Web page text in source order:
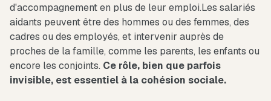
d'accompagnement en plus de leur emploi.Les salariés
aidants peuvent être des hommes ou des femmes, des
cadres ou des employés, et intervenir auprès de
proches de la famille, comme les parents, les enfants ou
encore les conjoints. Ce rôle, bien que parfois
invisible, est essentiel à la cohésion sociale.